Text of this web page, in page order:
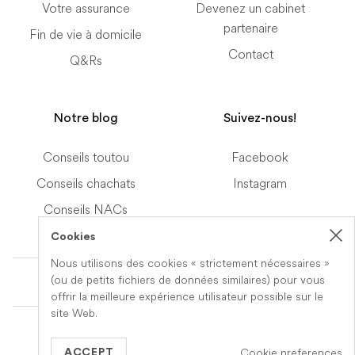
Cookies
Nous utilisons des cookies « strictement nécessaires »
(ou de petits fichiers de données similaires) pour vous
offrir la meilleure expérience utilisateur possible sur le
site Web.
ACCEPT
Votre assurance
Fin de vie à domicile
Q&Rs
Devenez un cabinet
partenaire
Contact
Notre blog
Conseils toutou
Conseils chachats
Conseils NACs
Suivez-nous!
Facebook
Instagram
Terms of Service